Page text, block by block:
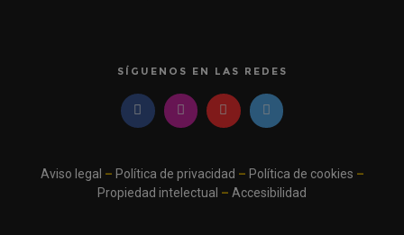
SÍGUENOS EN LAS REDES
Aviso legal – Política de privacidad – Política de cookies –
Propiedad intelectual – Accesibilidad